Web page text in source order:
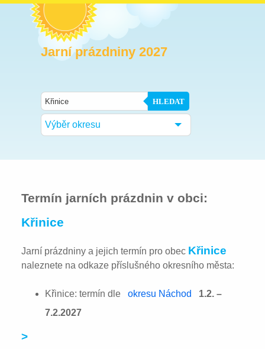
Jarní prázdniny 2027
HLEDAT
Výběr okresu
Termín jarních prázdnin v obci:
Křinice
Jarní prázdniny a jejich termín pro obec Křinice
naleznete na odkaze příslušného okresního města:
Křinice: termín dle okresu Náchod
1.2. –
7.2.2027
>